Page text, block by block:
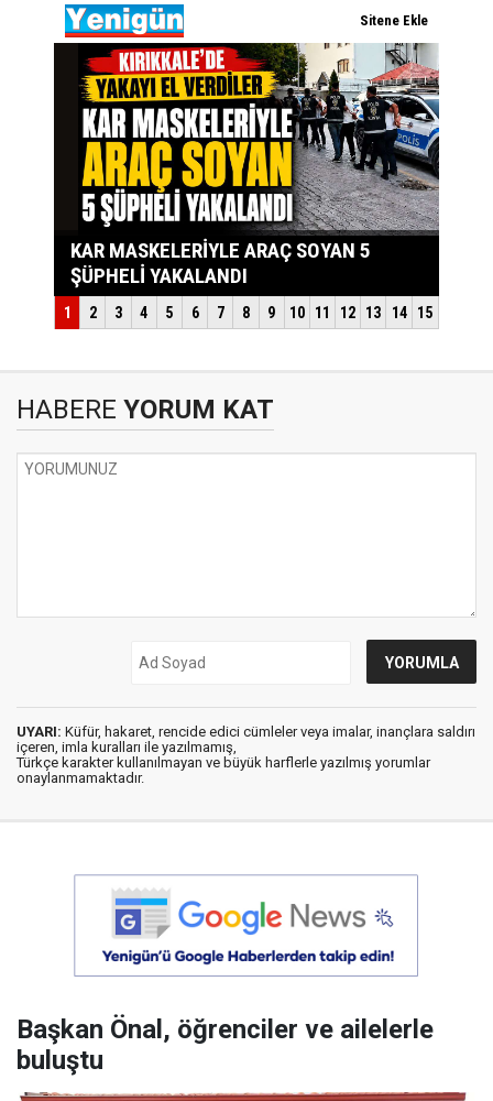
HABERE YORUM KAT
UYARI: Küfür, hakaret, rencide edici cümleler veya imalar, inançlara saldırı
içeren, imla kuralları ile yazılmamış,
Türkçe karakter kullanılmayan ve büyük harflerle yazılmış yorumlar
onaylanmamaktadır.
Başkan Önal, öğrenciler ve ailelerle
buluştu